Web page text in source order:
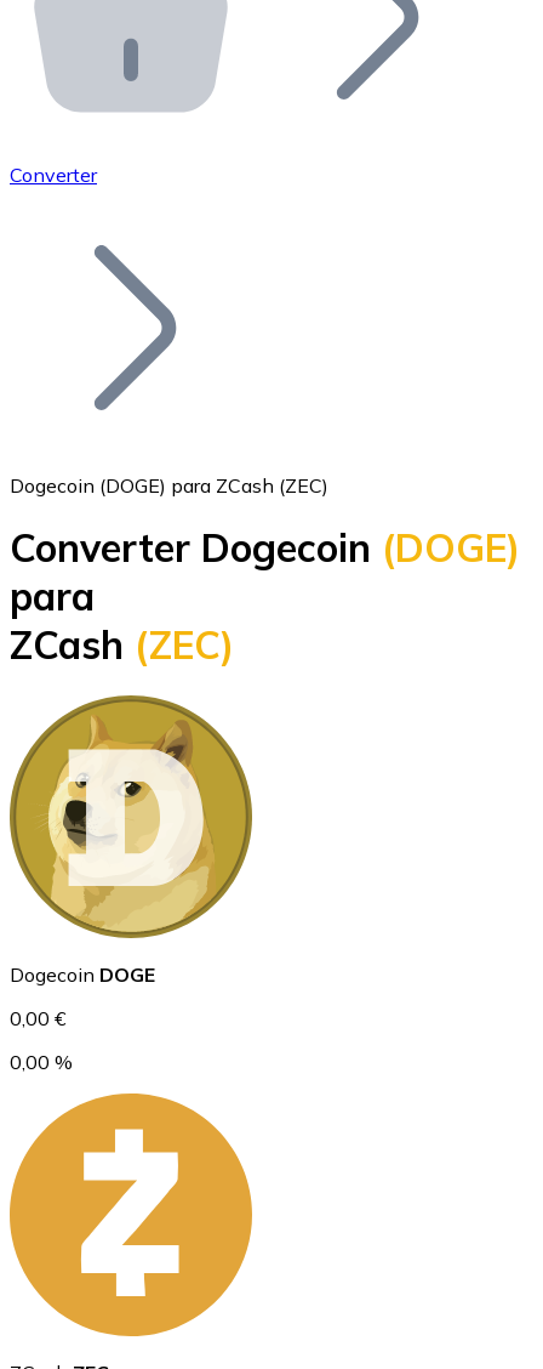
API Bitnovo
Integre nossa API no seu ecossistema.
Junte-se à nossa rede de revendedores e comercialize
Adicione o token do seu projeto ao nosso serviço de
Bitcoin
BTC
Ethereum
ETH
USD Coin
USDC
Converter
Dogecoin (DOGE) para ZCash (ZEC)
Converter Dogecoin (DOGE)
para
ZCash (ZEC)
Dogecoin DOGE
0,00 €
0,00 %